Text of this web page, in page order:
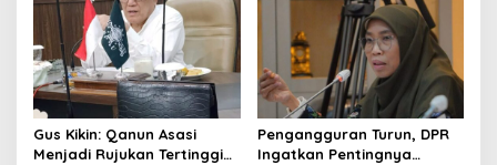
Gus Kikin: Qanun Asasi
Menjadi Rujukan Tertinggi
Pengangguran Turun, DPR
Ingatkan Pentingnya